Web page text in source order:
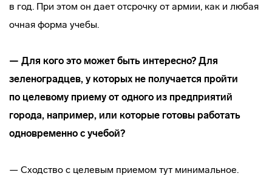
в год. При этом он дает отсрочку от армии, как и любая
очная форма учебы.
— Для кого это может быть интересно? Для
зеленоградцев, у которых не получается пройти
по целевому приему от одного из предприятий
города, например, или которые готовы работать
одновременно с учебой?
— Сходство с целевым приемом тут минимальное.